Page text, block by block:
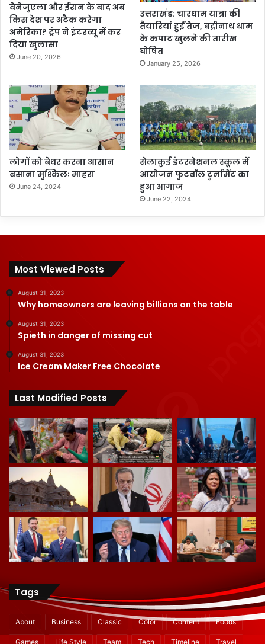
वेनेजुएला और ईरान के बाद अब
किस देश पर अटैक करेगा
अमेरिका? ट्रंप ने इंटरव्यू में कर
दिया खुलासा
June 20, 2026
उत्तराखंड: चारधाम यात्रा की
तैयारियां हुईं तेज, बद्रीनाथ धाम
के कपाट खुलने की तारीख
घोषित
January 25, 2026
लोगों को बेधर करना आसान
बसाना मुश्किलः माहरा
June 24, 2024
सेलाकुई इंटरनेशनल स्कूल में
आयोजन फुटबॉल टुर्नामेंट का
हुआ आगाज
June 22, 2024
Most Viewed Posts
August 31, 2023
Why homeowners are leaving billions on the table
August 31, 2023
Spieth in danger of missing cut
August 31, 2023
Ice Cream Maker Free Chocolate
Last Modified Posts
Tags
About Business Classic Color Content Foods
Games Life Style Team Tech Timeline Travel